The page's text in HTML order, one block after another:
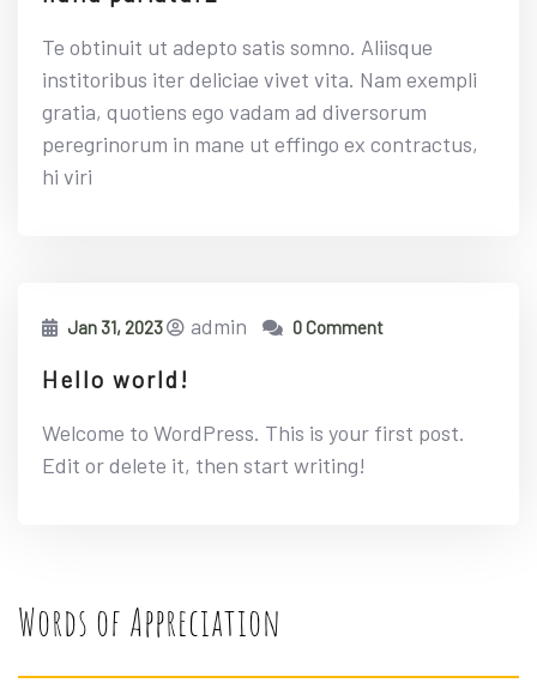
Te obtinuit ut adepto satis somno. Aliisque
institoribus iter deliciae vivet vita. Nam exempli
gratia, quotiens ego vadam ad diversorum
peregrinorum in mane ut effingo ex contractus,
hi viri
Jan 31, 2023 admin 0 Comment
Hello world!
Welcome to WordPress. This is your first post.
Edit or delete it, then start writing!
Words of Appreciation